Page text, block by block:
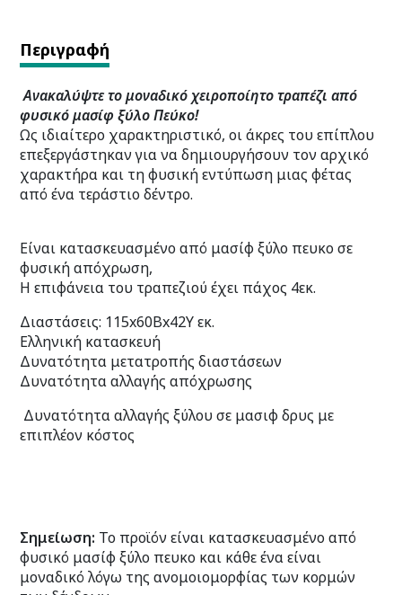
Περιγραφή
Ανακαλύψτε το μοναδικό χειροποίητο τραπέζι από
φυσικό μασίφ ξύλο Πεύκο!
Ως ιδιαίτερο χαρακτηριστικό, οι άκρες του επίπλου
επεξεργάστηκαν για να δημιουργήσουν τον αρχικό
χαρακτήρα και τη φυσική εντύπωση μιας φέτας
από ένα τεράστιο δέντρο.
Είναι κατασκευασμένο από μασίφ ξύλο πευκο σε
φυσική απόχρωση,
Η επιφάνεια του τραπεζιού έχει πάχος 4εκ.
Διαστάσεις: 115x60Βx42Υ εκ.
Ελληνική κατασκευή
Δυνατότητα μετατροπής διαστάσεων
Δυνατότητα αλλαγής απόχρωσης
Δυνατότητα αλλαγής ξύλου σε μασιφ δρυς με
επιπλέον κόστος
Σημείωση: Το προϊόν είναι κατασκευασμένο από
φυσικό μασίφ ξύλο πευκο και κάθε ένα είναι
μοναδικό λόγω της ανομοιομορφίας των κορμών